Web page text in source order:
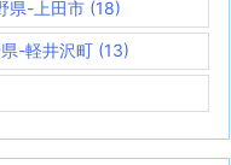
県-上田市(18)
-軽井沢町 (13)